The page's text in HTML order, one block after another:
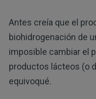
Antes creía que el
biohidrogenación de
imposible cambiar el
productos lácteos (o
equivoqué.